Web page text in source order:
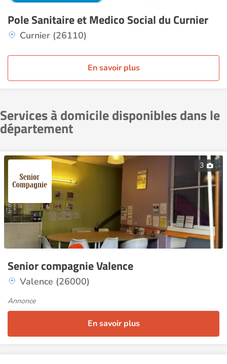
Pole Sanitaire et Medico Social du Curnier
Curnier (26110)
En savoir plus
Services à domicile disponibles dans le
département
3
Senior compagnie Valence
Valence (26000)
Annonce
En savoir plus